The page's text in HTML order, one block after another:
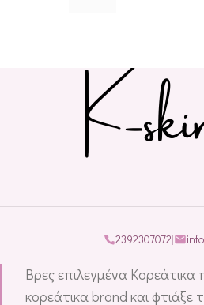
2392307072|
Βρες επιλεγμένα
κορεάτικα brand και φτιάξε